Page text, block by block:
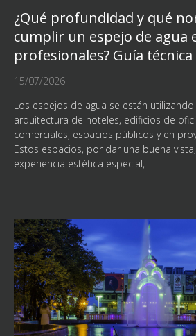
¿Qué profundidad y qué
cumplir un espejo de agua
profesionales? Guía técnica
15/07/2026
Los espejos de agua se están
arquitectura de hoteles, edificios de
comerciales, espacios públicos y en
Estos espacios, por dar una buena
experiencia estética especial,